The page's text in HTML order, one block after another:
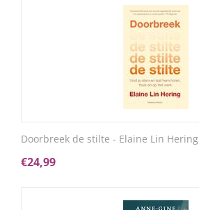
Doorbreek de stilte - Elaine Lin Hering
€24,99